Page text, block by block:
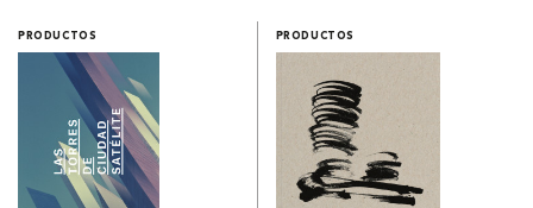
PRODUCTOS PRODUCTOS